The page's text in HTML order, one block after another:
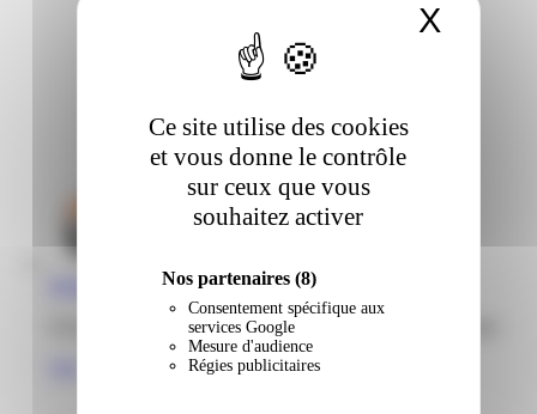
Ce site utilise des cookies
et vous donne le contrôle
sur ceux que vous
souhaitez activer
Nos partenaires (8)
Consentement spécifique aux
services Google
Mesure d'audience
Régies publicitaires
X
Weldom | Calebassier | Basse-Terre
Zone artisanale Calabassier 97100 Basse-Terre Guadeloupe